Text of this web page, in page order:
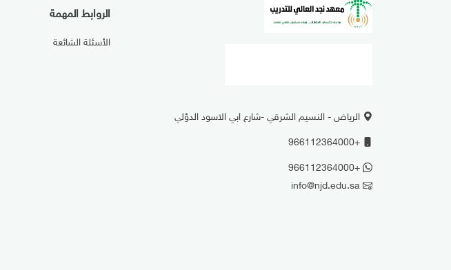
الرياض - النسيم الشرقي -شارع ابي الاسود الدؤلي
+966112364000
+966112364000
info@njd.edu.sa
الروابط المهمة
الأسئلة الشائعة